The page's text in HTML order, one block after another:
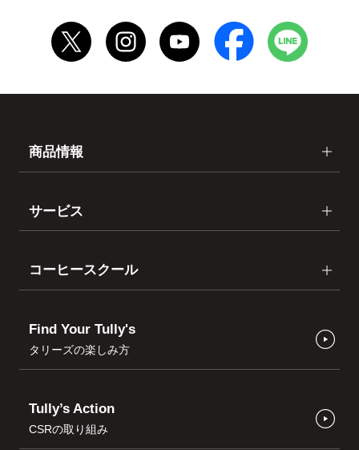
商品情報
サービス
コーヒースクール
Find Your Tully's
タリーズの楽しみ方
Tully’s Action
CSRの取り組み